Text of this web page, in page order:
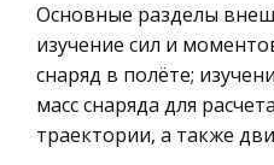
Ценные бумаги
Гражданское право
Трудовое право
История
Введение В проекте
связного
модуляцией (ОБП).
является
модуляции. Известно,
Основные разделы
изучение сил и
снаряд в полёте;
масс снаряда для
траектории, а также